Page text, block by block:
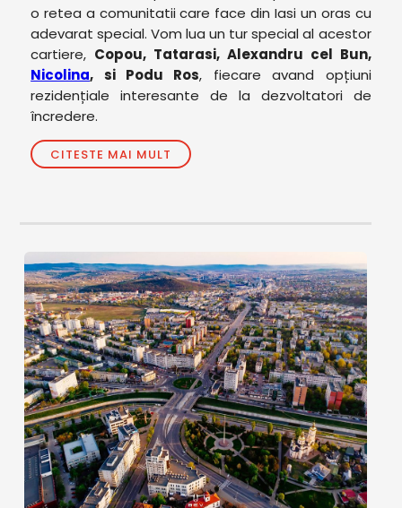
o retea a comunitatii care face din Iasi un oras cu
adevarat special. Vom lua un tur special al acestor
cartiere, Copou, Tatarasi, Alexandru cel Bun,
Nicolina, si Podu Ros, fiecare avand opțiuni
rezidențiale interesante de la dezvoltatori de
încredere.
CITESTE MAI MULT